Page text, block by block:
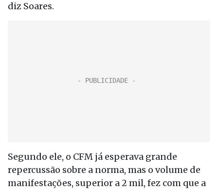
diz Soares.
Segundo ele, o CFM já esperava grande
repercussão sobre a norma, mas o volume de
manifestações, superior a 2 mil, fez com que a